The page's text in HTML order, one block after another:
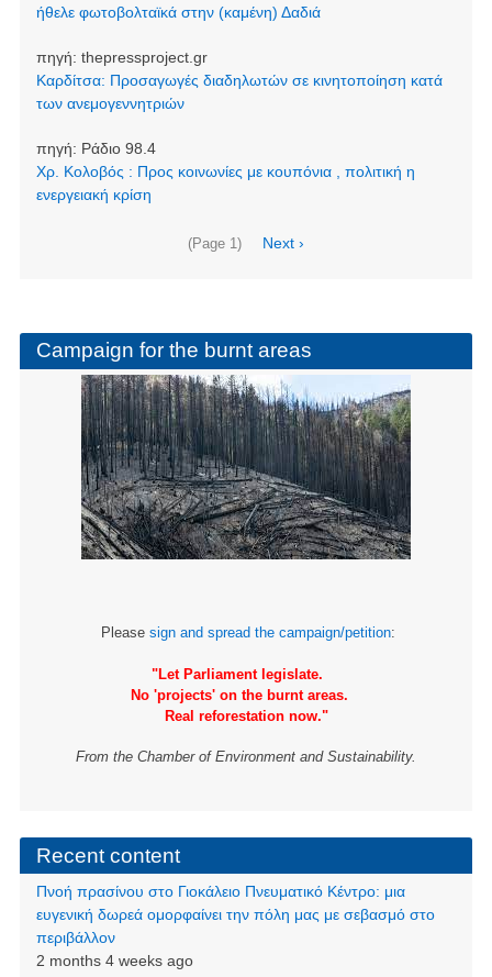
ήθελε φωτοβολταϊκά στην (καμένη) Δαδιά
πηγή: thepressproject.gr
Καρδίτσα: Προσαγωγές διαδηλωτών σε κινητοποίηση κατά
των ανεμογεννητριών
πηγή: Ράδιο 98.4
Χρ. Κολοβός : Προς κοινωνίες με κουπόνια , πολιτική η
ενεργειακή κρίση
(Page 1)
Next
Next ›
Campaign for the burnt areas
Please sign and spread the campaign/petition:
"Let Parliament legislate.
No 'projects' on the burnt areas.
Real reforestation now."
From the Chamber of Environment and Sustainability.
Recent content
Πνοή πρασίνου στο Γιοκάλειο Πνευματικό Κέντρο: μια
ευγενική δωρεά ομορφαίνει την πόλη μας με σεβασμό στο
περιβάλλον
2 months 4 weeks ago